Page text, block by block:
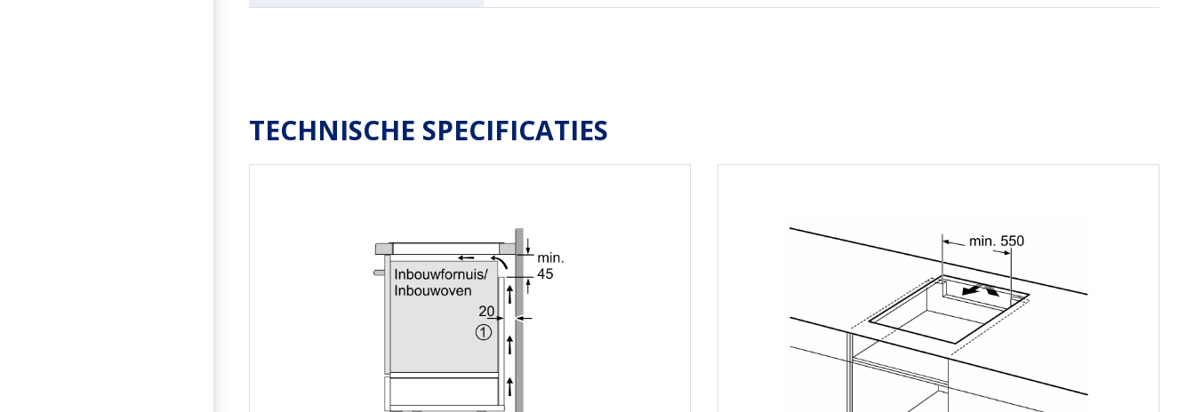
TECHNISCHE SPECIFICATIES